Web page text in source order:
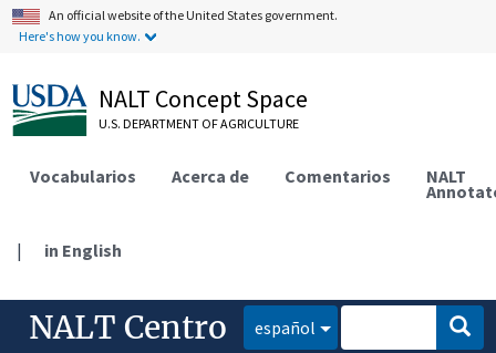
An official website of the United States government.
Here's how you know.
NALT Concept Space
U.S. DEPARTMENT OF AGRICULTURE
Vocabularios Acerca de Comentarios NALT
| in English
NALT Centro español